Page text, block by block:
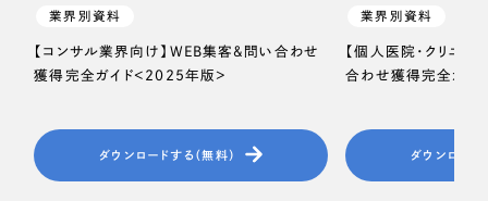
業界別資料
【コンサル業界向け】WEB集客＆問い合わせ
獲得完全ガイド＜2025年版＞
ダウンロードする（無料）
業界別資料
【個人医院・クリニッ
合わせ獲得完全ガイ
ダウンロード